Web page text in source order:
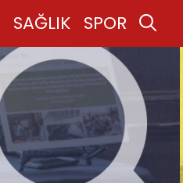
SAĞLIK SPOR